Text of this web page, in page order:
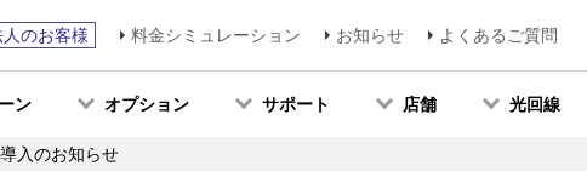
人のお客様 料金シミュレーション お知らせ よくあるご質問
ン オプション サポート 店舗 光回線
入のお知らせ